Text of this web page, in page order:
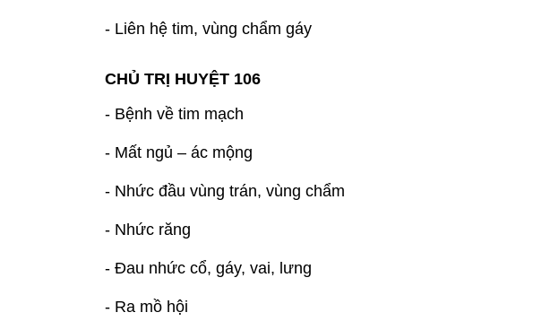
- Liên hệ tim, vùng chẩm gáy
CHỦ TRỊ HUYỆT 106
- Bệnh về tim mạch
- Mất ngủ – ác mộng
- Nhức đầu vùng trán, vùng chẩm
- Nhức răng
- Đau nhức cổ, gáy, vai, lưng
- Ra mồ hội